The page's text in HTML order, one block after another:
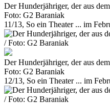
Der Hunderjähriger, der aus
Foto: G2 Baraniak
11/13, So ein Theater ... im
Der Hunderjähriger, der aus
Foto: G2 Baraniak
12/13, So ein Theater ... im